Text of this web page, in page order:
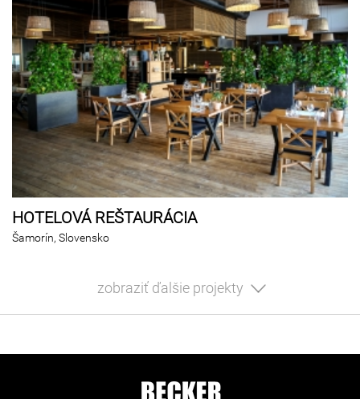
HOTELOVÁ REŠTAURÁCIA
Šamorín, Slovensko
zobraziť ďalšie projekty